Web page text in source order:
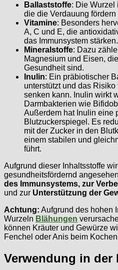
Ballaststoffe: Die Wurzel
die die Verdauung
Vitamine: Besonders
A, C und E, die
das Immunsystem stärken.
Mineralstoffe: Dazu
Magnesium und Eisen,
Gesundheit sind.
Inulin: Ein präbiotischer
unterstützt und das
senken kann. Inulin wirkt
Darmbakterien wie
Außerdem hat Inulin eine
Blutzuckerspiegel. Es
mit der Zucker in den
einem stabilen und
führt.
Aufgrund dieser Inhaltsstoffe
gesundheitsfördernd
des Immunsystems, zur
und zur Unterstützung der
Achtung: Aufgrund des hohen
Wurzeln Blähungen
können Kräuter und Gewürze
Fenchel oder Anis beim
Verwendung in der